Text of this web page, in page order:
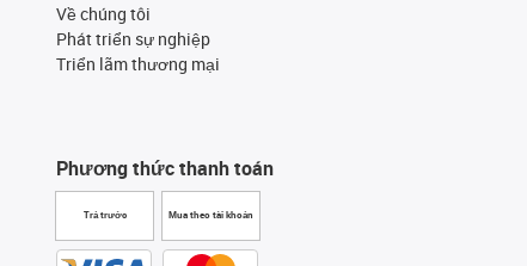
Về chúng tôi
Phát triển sự nghiệp
Triển lãm thương mại
Phương thức thanh toán
Trả trước Mua theo tài khoản